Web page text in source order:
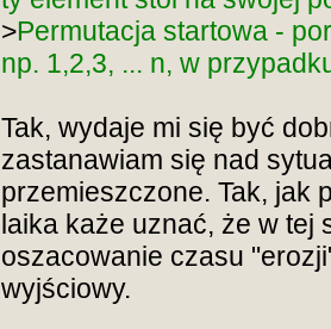
>Permutacja startowa -
np. 1,2,3, ... n, w
Tak, wydaje mi się być
zastanawiam się nad
przemieszczone. Tak, jak
laika każe uznać, że w tej
oszacowanie czasu
wyjściowy.